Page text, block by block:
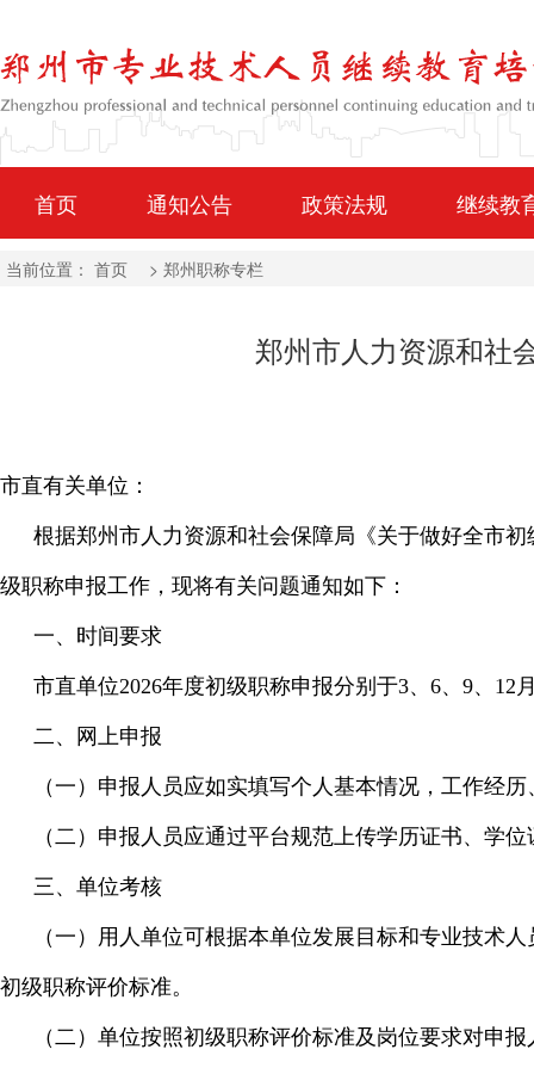
首页 通知公告 政策法规 继续教
当前位置： 首页 > 郑州职称专栏
郑州市人力资源和社
市直有关单位：
根据郑州市人力资源和社会保障局《关于做好全市
级职称申报工作，现将有关问题通知如下：
一、时间要求
市直单位2026年度初级职称申报分别于3、6、9、
二、网上申报
（一）申报人员应如实填写个人基本情况，工作经
（二）申报人员应通过平台规范上传学历证书、学
三、单位考核
（一）用人单位可根据本单位发展目标和专业技术
初级职称评价标准。
（二）单位按照初级职称评价标准及岗位要求对申